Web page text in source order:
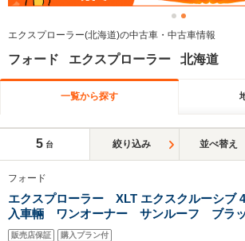
エクスプローラー(北海道)の中古車・中古車情報
フォード エクスプローラー 北海道
一覧から探す
5 台 絞り込み 並べ替え
フォード
エクスプローラー XLT エクスクルーシブ
入車輛 ワンオーナー サンルーフ ブラ
ート
販売店保証 購入プラン付